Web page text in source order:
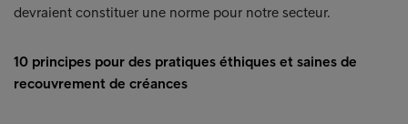
devraient constituer une norme pour notre secteur.
10 principes pour des pratiques éthiques et saines de
recouvrement de créances